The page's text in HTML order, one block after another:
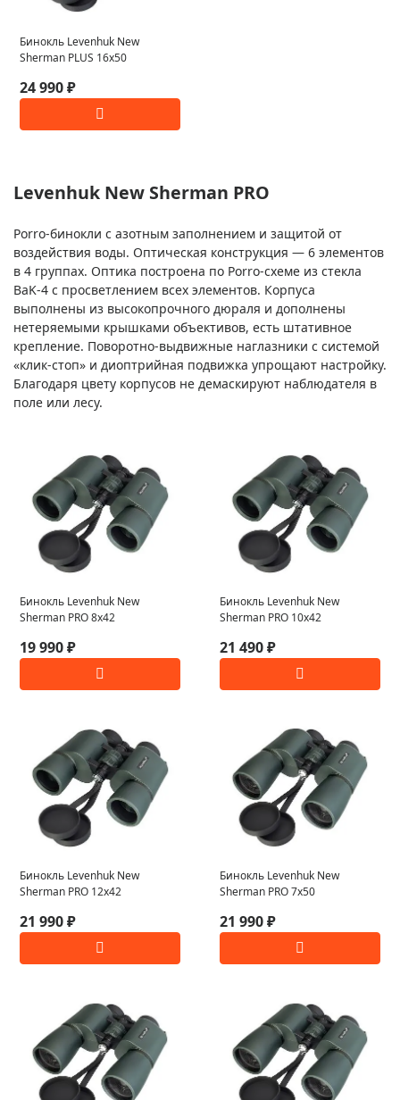
Бинокль Levenhuk New
Sherman PLUS 16x50
24 990 ₽
Levenhuk New Sherman PRO
Porro-бинокли с азотным заполнением и защитой от
воздействия воды. Оптическая конструкция — 6 элементов
в 4 группах. Оптика построена по Porro-схеме из стекла
BaK-4 с просветлением всех элементов. Корпуса
выполнены из высокопрочного дюраля и дополнены
нетеряемыми крышками объективов, есть штативное
крепление. Поворотно-выдвижные наглазники с системой
«клик-стоп» и диоптрийная подвижка упрощают настройку.
Благодаря цвету корпусов не демаскируют наблюдателя в
поле или лесу.
Бинокль Levenhuk New
Sherman PRO 8x42
19 990 ₽
Бинокль Levenhuk New
Sherman PRO 10x42
21 490 ₽
Бинокль Levenhuk New
Sherman PRO 12x42
21 990 ₽
Бинокль Levenhuk New
Sherman PRO 7x50
21 990 ₽